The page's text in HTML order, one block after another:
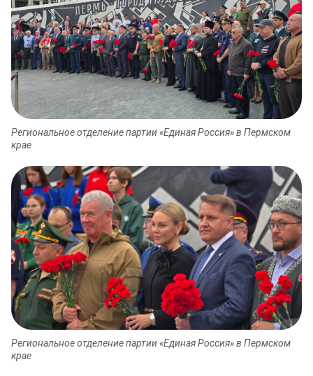
Региональное отделение партии «Единая Россия» в Пермском
крае
Региональное отделение партии «Единая Россия» в Пермском
крае